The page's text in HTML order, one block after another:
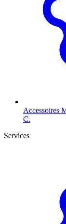
Accessoires
C.
Services